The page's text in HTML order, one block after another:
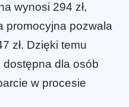
wynosi 294 zł,
promocyjna pozwala
zł. Dzięki temu
dostępna dla osób
w procesie